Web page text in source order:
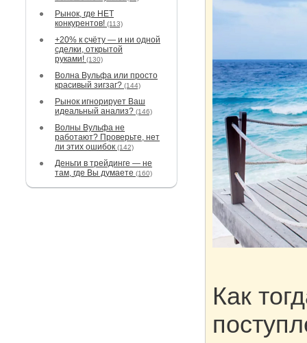
Рынок, где НЕТ
конкурентов! (113)
+20% к счёту — и ни одной
сделки, открытой
руками! (130)
Волна Вульфа или просто
красивый зигзаг? (144)
Рынок игнорирует Ваш
идеальный анализ? (146)
Волны Вульфа не
работают? Проверьте, нет
ли этих ошибок (142)
Деньги в трейдинге — не
там, где Вы думаете (160)
Как